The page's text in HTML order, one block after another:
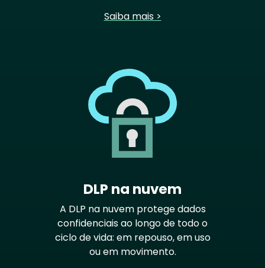
Saiba mais >
DLP na nuvem
A DLP na nuvem protege dados
confidenciais ao longo de todo o
ciclo de vida: em repouso, em uso
ou em movimento.